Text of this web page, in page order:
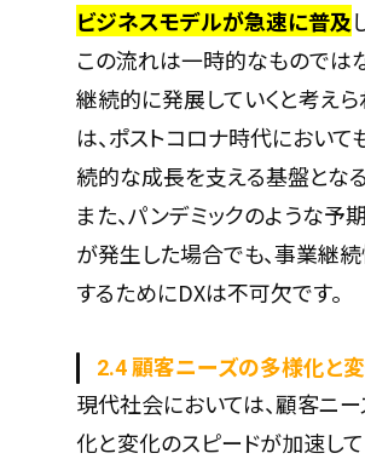
ビジネスモデルが急速に普及
この流れは一時的なものでは
継続的に発展していくと考えら
は、ポストコロナ時代におい
続的な成長を支える基盤となる
また、パンデミックのような予
が発生した場合でも、事業継
するためにDXは不可欠です。
2.4 顧客ニーズの多様化と
現代社会においては、顧客ニ
化と変化のスピードが加速して